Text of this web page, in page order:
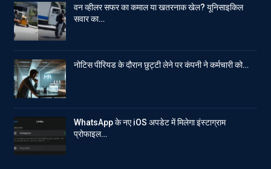
वन व्हीलर सफर का कमाल या खतरनाक खेल? यूनिसाइकिल
सवार का…
नोटिस पीरियड के दौरान छुट्टी लेने पर कंपनी ने कर्मचारी को…
WhatsApp के नए iOS अपडेट में मिलेगा इंस्टाग्राम
प्रोफाइल…